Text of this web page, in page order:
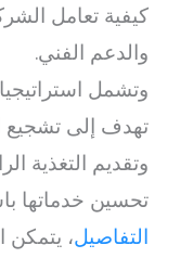
كيفية تعامل
والدعم الفني.
وتشمل
تهدف إلى تشجيع
وتقديم التغذية
تحسين خدماتها
التفاصيل، يتمكن